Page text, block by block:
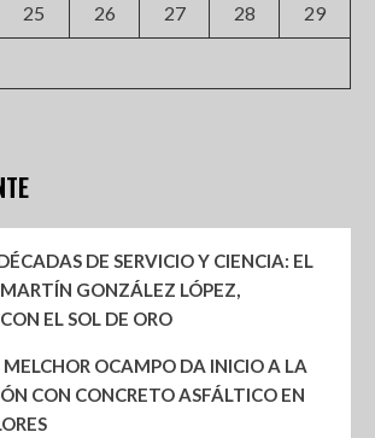
25 26 27 28 29
DE SERVICIO Y CIENCIA: EL
MARTÍN GONZÁLEZ LÓPEZ,
EL SOL DE ORO
MELCHOR OCAMPO DA INICIO A LA
CON CONCRETO ASFÁLTICO EN